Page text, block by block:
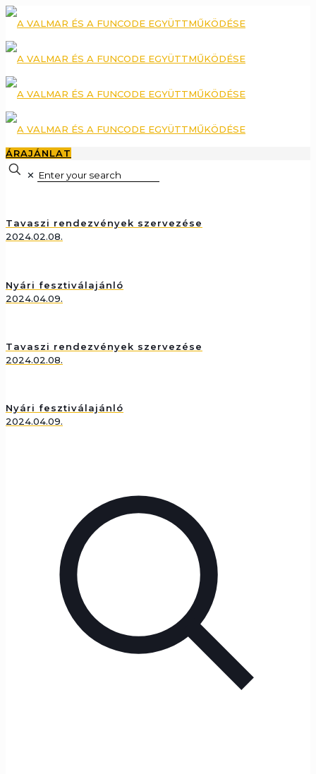
ÁRAJÁNLAT
✕
Tavaszi rendezvények szervezése
2024.02.08.
Nyári fesztiválajánló
2024.04.09.
Tavaszi rendezvények szervezése
2024.02.08.
Nyári fesztiválajánló
2024.04.09.